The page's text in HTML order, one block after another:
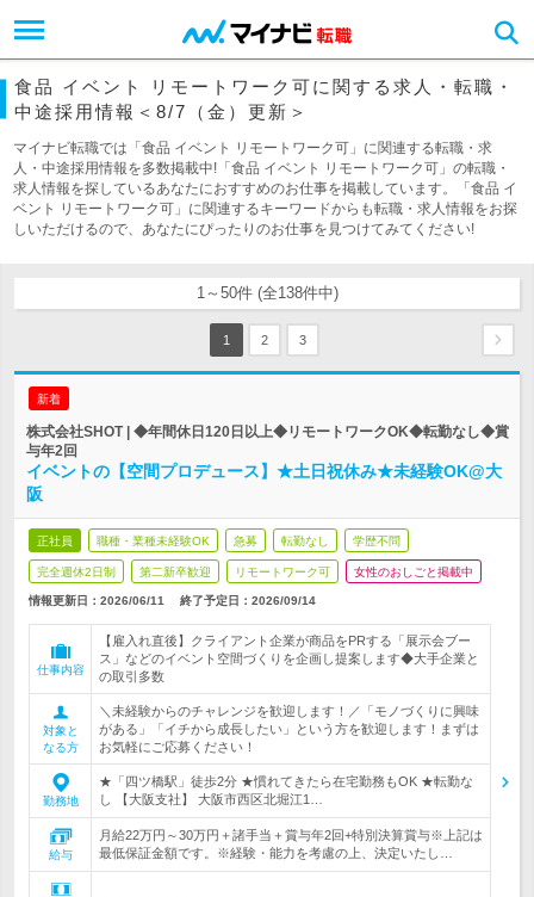
食品 イベント リモートワーク可に関する求人・転職・
中途採用情報＜8/7（金）更新＞
マイナビ転職では「食品 イベント リモートワーク可」に関連する転職・求
人・中途採用情報を多数掲載中!「食品 イベント リモートワーク可」の転職・
求人情報を探しているあなたにおすすめのお仕事を掲載しています。「食品 イ
ベント リモートワーク可」に関連するキーワードからも転職・求人情報をお探
しいただけるので、あなたにぴったりのお仕事を見つけてみてください!
1～50件 (全138件中)
1 2 3
新着
株式会社SHOT | ◆年間休日120日以上◆リモートワークOK◆転勤なし◆賞
与年2回
イベントの【空間プロデュース】★土日祝休み★未経験OK@大
阪
正社員 職種・業種未経験OK 急募 転勤なし 学歴不問
完全週休2日制 第二新卒歓迎 リモートワーク可 女性のおしごと掲載中
情報更新日：2026/06/11 終了予定日： 2026/09/14
仕事内容
【雇入れ直後】クライアント企業が商品をPRする「展示会ブー
ス」などのイベント空間づくりを企画し提案します◆大手企業と
の取引多数
対象と
なる方
＼未経験からのチャレンジを歓迎します！／「モノづくりに興味
がある」「イチから成長したい」という方を歓迎します！まずは
お気軽にご応募ください！
勤務地
★「四ツ橋駅」徒歩2分 ★慣れてきたら在宅勤務もOK ★転勤な
し 【大阪支社】 大阪市西区北堀江1…
給与
月給22万円～30万円＋諸手当＋賞与年2回+特別決算賞与※上記は
最低保証金額です。※経験・能力を考慮の上、決定いたし…